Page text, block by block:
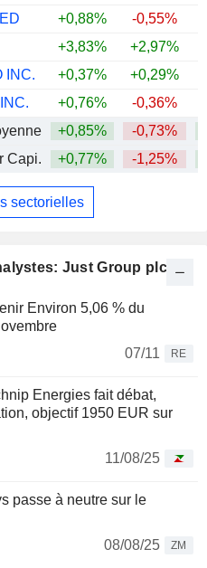
Just Group plc
Environ 5,06 % du
07/11
RE
Energies fait débat,
objectif 1950 EUR sur
11/08/25
passe à neutre sur le
08/08/25
ZM
+0,88% -0,55%
+3,83% +2,97%
INC.
+0,37% +0,29%
+0,76% -0,36%
+0,85% -0,73%
Capi.
+0,77% -1,25%
sectorielles